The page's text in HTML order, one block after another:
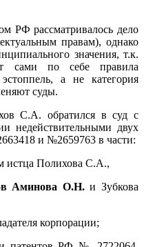
РФ рассматривалось дело
правам), однако
значения, т.к.
сами по себе правила
а не категория
суды.
С.А. обратился в суд с
недействительными двух
и №2659763 в части:
истца Полихова С.А.,
Аминова О.Н.и Зубкова
корпорации;